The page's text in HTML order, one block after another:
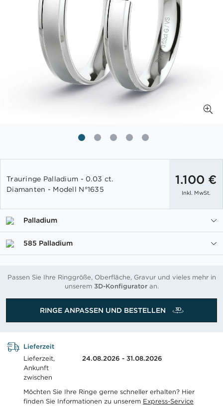
der
Bildgalerie
Trauringe Palladium - 0.03 ct.
Diamanten - Modell N°1635
1.100 €
Inkl. MwSt.
Palladium
585 Palladium
Passen Sie Ihre Ringgröße, Oberfläche, Gravur und vieles mehr in
unserem 3D-Konfiguratoran.
RINGE ANPASSEN UND BESTELLEN
Lieferzeit
Lieferzeit,
Ankunft
zwischen
24.08.2026 - 31.08.2026
Möchten Sie Ihre Ringe gerne schneller erhalten? Hier
finden Sie Informationen zu unserem Express-Service